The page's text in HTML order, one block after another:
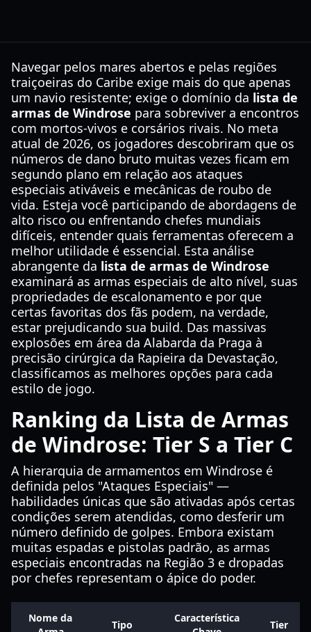
Navegar pelos mares abertos e pelas regiões
traiçoeiras do Caribe exige mais do que apenas
um navio resistente; exige o domínio da lista de
armas de Windrose para sobreviver a encontros
com mortos-vivos e corsários rivais. No meta
atual de 2026, os jogadores descobriram que os
números de dano bruto muitas vezes ficam em
segundo plano em relação aos ataques
especiais ativáveis e mecânicas de roubo de
vida. Esteja você participando de abordagens de
alto risco ou enfrentando chefes mundiais
difíceis, entender quais ferramentas oferecem a
melhor utilidade é essencial. Esta análise
abrangente da lista de armas de Windrose
examinará as armas especiais de alto nível, suas
propriedades de escalonamento e por que
certas favoritas dos fãs podem, na verdade,
estar prejudicando sua build. Das massivas
explosões em área da Alabarda da Praga à
precisão cirúrgica da Rapieira da Devastação,
classificamos as melhores opções para cada
estilo de jogo.
Ranking da Lista de Armas
de Windrose: Tier S a Tier C
A hierarquia de armamentos em Windrose é
definida pelos "Ataques Especiais" —
habilidades únicas que são ativadas após certas
condições serem atendidas, como desferir um
número definido de golpes. Embora existam
muitas espadas e pistolas padrão, as armas
especiais encontradas na Região 3 e dropadas
por chefes representam o ápice do poder.
Nome da
Tipo
Característica
Tier